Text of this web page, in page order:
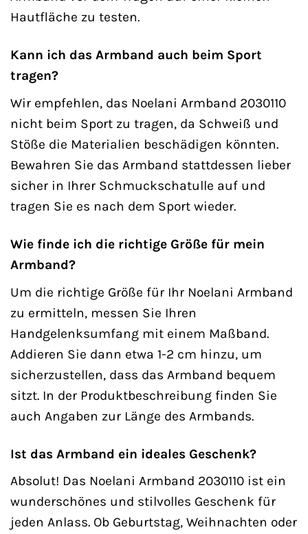
Hautfläche zu testen.
Kann ich das Armband auch beim Sport
tragen?
Wir empfehlen, das Noelani Armband 2030110
nicht beim Sport zu tragen, da Schweiß und
Stöße die Materialien beschädigen könnten.
Bewahren Sie das Armband stattdessen lieber
sicher in Ihrer Schmuckschatulle auf und
tragen Sie es nach dem Sport wieder.
Wie finde ich die richtige Größe für mein
Armband?
Um die richtige Größe für Ihr Noelani Armband
zu ermitteln, messen Sie Ihren
Handgelenksumfang mit einem Maßband.
Addieren Sie dann etwa 1-2 cm hinzu, um
sicherzustellen, dass das Armband bequem
sitzt. In der Produktbeschreibung finden Sie
auch Angaben zur Länge des Armbands.
Ist das Armband ein ideales Geschenk?
Absolut! Das Noelani Armband 2030110 ist ein
wunderschönes und stilvolles Geschenk für
jeden Anlass. Ob Geburtstag, Weihnachten oder